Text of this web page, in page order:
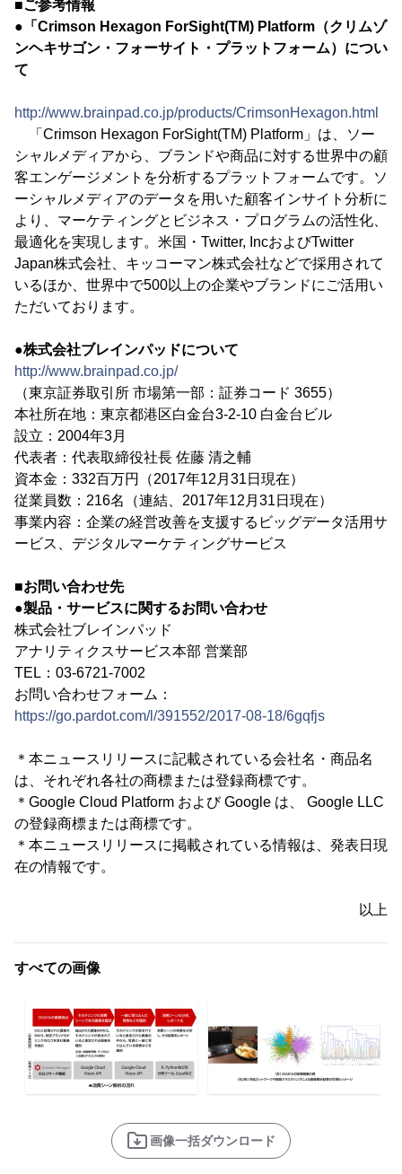
■ご参考情報
●「Crimson Hexagon ForSight(TM) Platform（クリムゾ
ンヘキサゴン・フォーサイト・プラットフォーム）につい
て
http://www.brainpad.co.jp/products/CrimsonHexagon.html
「Crimson Hexagon ForSight(TM) Platform」は、ソー
シャルメディアから、ブランドや商品に対する世界中の顧
客エンゲージメントを分析するプラットフォームです。ソ
ーシャルメディアのデータを用いた顧客インサイト分析に
より、マーケティングとビジネス・プログラムの活性化、
最適化を実現します。米国・Twitter, IncおよびTwitter
Japan株式会社、キッコーマン株式会社などで採用されて
いるほか、世界中で500以上の企業やブランドにご活用い
ただいております。
●株式会社ブレインパッドについて
http://www.brainpad.co.jp/
（東京証券取引所 市場第一部：証券コード 3655）
本社所在地：東京都港区白金台3-2-10 白金台ビル
設立：2004年3月
代表者：代表取締役社長 佐藤 清之輔
資本金：332百万円（2017年12月31日現在）
従業員数：216名（連結、2017年12月31日現在）
事業内容：企業の経営改善を支援するビッグデータ活用サ
ービス、デジタルマーケティングサービス
■お問い合わせ先
●製品・サービスに関するお問い合わせ
株式会社ブレインパッド
アナリティクスサービス本部 営業部
TEL：03-6721-7002
お問い合わせフォーム：
https://go.pardot.com/l/391552/2017-08-18/6gqfjs
＊本ニュースリリースに記載されている会社名・商品名
は、それぞれ各社の商標または登録商標です。
＊Google Cloud Platform および Google は、 Google LLC
の登録商標または商標です。
＊本ニュースリリースに掲載されている情報は、発表日現
在の情報です。
以上
すべての画像
画像一括ダウンロード